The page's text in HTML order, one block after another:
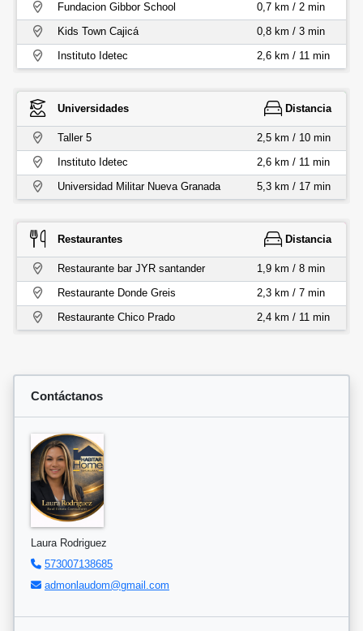
Fundacion Gibbor School
0,7 km / 2 min
Kids Town Cajicá
0,8 km / 3 min
Instituto Idetec
2,6 km / 11 min
Universidades Distancia
Taller 5
2,5 km / 10 min
Instituto Idetec
2,6 km / 11 min
Universidad Militar Nueva Granada
5,3 km / 17 min
Restaurantes Distancia
Restaurante bar JYR santander
1,9 km / 8 min
Restaurante Donde Greis
2,3 km / 7 min
Restaurante Chico Prado
2,4 km / 11 min
Contáctanos
Laura Rodriguez
573007138685
admonlaudom@gmail.com